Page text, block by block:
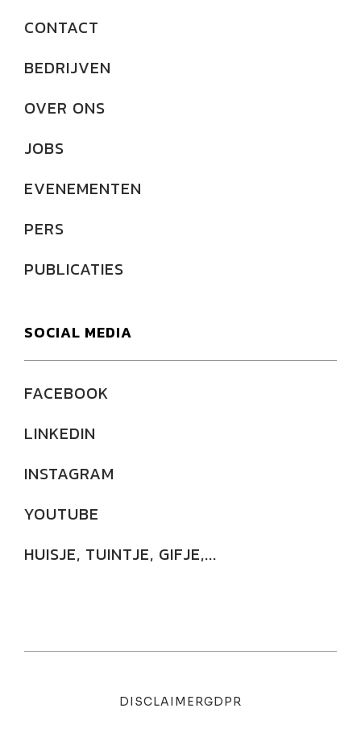
CONTACT
BEDRIJVEN
OVER ONS
JOBS
EVENEMENTEN
PERS
PUBLICATIES
SOCIAL MEDIA
FACEBOOK
LINKEDIN
INSTAGRAM
YOUTUBE
HUISJE, TUINTJE, GIFJE,...
DISCLAIMERGDPR